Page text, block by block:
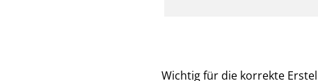
Wichtig für die korrekte